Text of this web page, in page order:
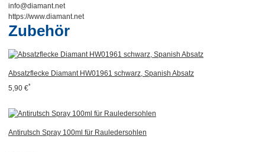
info@diamant.net
https://www.diamant.net
Zubehör
Absatzflecke Diamant HW01961 schwarz, Spanish Absatz
5,90 €*
Antirutsch Spray 100ml für Rauledersohlen